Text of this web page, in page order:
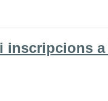
inscripcions